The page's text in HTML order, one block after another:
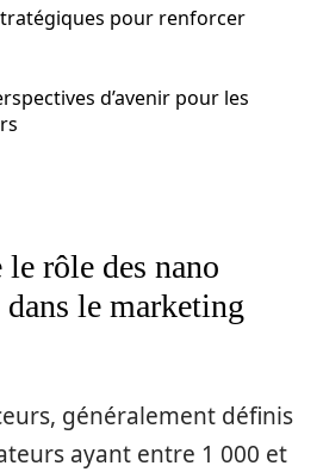
pour renforcer
d’avenir pour les
rôle des nano
le marketing
généralement définis
ayant entre 1 000 et